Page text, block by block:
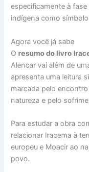
especificamente à
indígena como
Agora você já sabe
O resumo do livro
Alencar vai além de
apresenta uma leitura
marcada pelo
natureza e pelo
Para estudar a obra
relacionar Iracema à
europeu e Moacir ao
povo.